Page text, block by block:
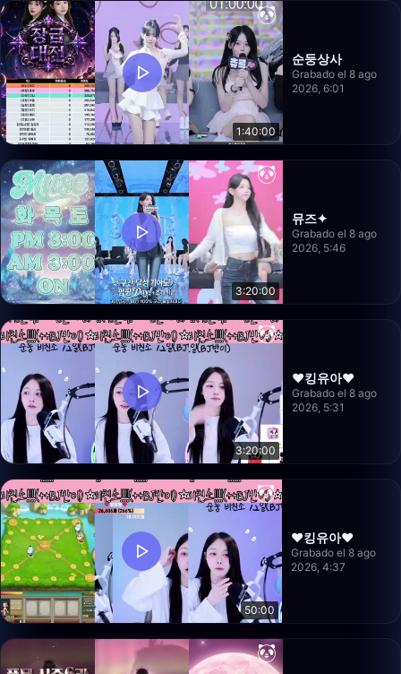
1:40:00
순둥상사
Grabado el 8 ago
2026, 6:01
3:20:00
뮤즈✦
Grabado el 8 ago
2026, 5:46
3:20:00
❤️킹유아❤️
Grabado el 8 ago
2026, 5:31
50:00
❤️킹유아❤️
Grabado el 8 ago
2026, 4:37